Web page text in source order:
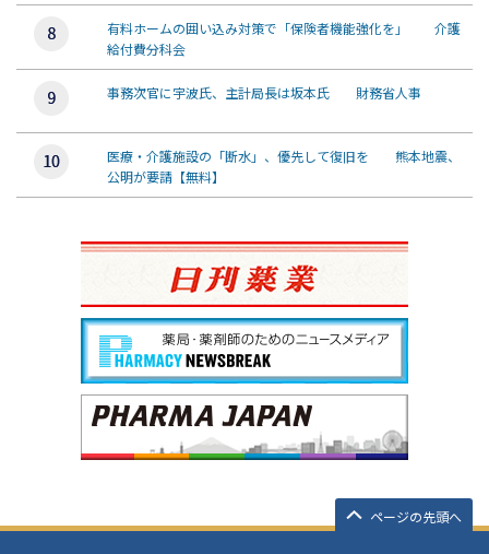
有料ホームの囲い込み対策で「保険者機能強化を」 介護
給付費分科会
事務次官に宇波氏、主計局長は坂本氏 財務省人事
医療・介護施設の「断水」、優先して復旧を 熊本地震、
公明が要請【無料】
ページの先頭へ